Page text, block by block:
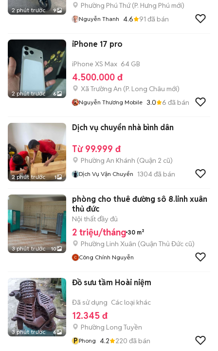
2 phút trước 9
Phường Phú Thứ(P. Hưng Phú mới)
Nguyễn Thanh 4.6 91 đã bán
2 phút trước 6
iPhone 17 pro
iPhone XS Max 64 GB
4.500.000 đ
Xã Trường An (P. Long Châu mới)
Nguyễn Thương Mobile 3.0 6 đã bán
2 phút trước 1
Dịch vụ chuyển nhà bình dân
Từ 99.999 đ
Phường An Khánh (Quận 2 cũ)
Dịch Vụ Vận Chuyển 1304đã bán
3 phút trước 10
phòng cho thuê đường sô 8.linh xuân
thủ đức
Nội thất đầy đủ
2 triệu/tháng 30 m²
Phường Linh Xuân (Quận Thủ Đức cũ)
Công Chính Nguyễn
3 phút trước 6
Đồ sưu tầm Hoài niệm
Đã sử dụng Các loại khác
12.345 đ
Phường Long Tuyền
P Phong 4.2 220 đã bán